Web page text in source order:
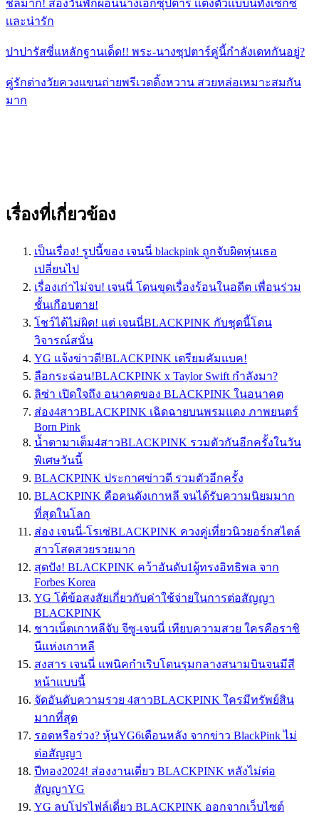
ชิลมาก! ส่องวันพักผ่อนนางเอกซุปตาร์ เเต่งตัวเเบบนี้ทั้งเซ็กซี่
เเละน่ารัก
ปาปารัสซี่แหลักฐานเด็ด!! พระ-นางซุปตาร์คู่นี้กำลังเดทกันอยู่?
คู่รักต่างวัยควงแขนถ่ายพรีเวดดิ้งหวาน สวยหล่อเหมาะสมกัน
มาก
เรื่องที่เกี่ยวข้อง
เป็นเรื่อง! รูปนี้ของ เจนนี่ blackpink ถูกจับผิดหุ่นเธอ
เปลี่ยนไป
เรื่องเก่าไม่จบ! เจนนี่ โดนขุดเรื่องร้อนในอดีต เพื่อนร่วม
ชั้นเกือบตาย!
โชว์ได้ไม่ผิด! เเต่ เจนนี่BLACKPINK กับชุดนี้โดน
วิจารณ์สนั่น
YG แจ้งข่าวดี!BLACKPINK เตรียมคัมแบค!
ลือกระฉ่อน!BLACKPINK x Taylor Swift กำลังมา?
ลิซ่า เปิดใจถึง อนาคตของ BLACKPINK ในอนาคต
ส่อง4สาวBLACKPINK เฉิดฉายบนพรมแดง ภาพยนตร์
Born Pink
น้ำตามาเต็ม4สาวBLACKPINK รวมตัวกันอีกครั้งในวัน
พิเศษวันนี้
BLACKPINK ประกาศข่าวดี รวมตัวอีกครั้ง
BLACKPINK คือคนดังเกาหลี จนได้รับความนิยมมาก
ที่สุดในโลก
ส่อง เจนนี่-โรเซ่BLACKPINK ควงคู่เที่ยวนิวยอร์กสไตล์
สาวโสดสวยรวยมาก
สุดปัง! BLACKPINK คว้าอันดับ1ผู้ทรงอิทธิพล จาก
Forbes Korea
YG โต้ข้อสงสัยเกี่ยวกับค่าใช้จ่ายในการต่อสัญญา
BLACKPINK
ชาวเน็ตเกาหลีจับ จีซู-เจนนี่ เทียบความสวย ใครคือราชิ
นีเเห่งเกาหลี
สงสาร เจนนี่ เเพนิคกำเริบโดนรุมกลางสนามบินจนมีสี
หน้าเเบบนี้
จัดอันดับความรวย 4สาวBLACKPINK ใครมีทรัพย์สิน
มากที่สุด
รอดหรือร่วง? หุ้นYG6เดือนหลัง จากข่าว BlackPink ไม่
ต่อสัญญา
ปีทอง2024! ส่องงานเดี่ยว BLACKPINK หลังไม่ต่อ
สัญญาYG
YG ลบโปรไฟล์เดี่ยว BLACKPINK ออกจากเว็บไซต์